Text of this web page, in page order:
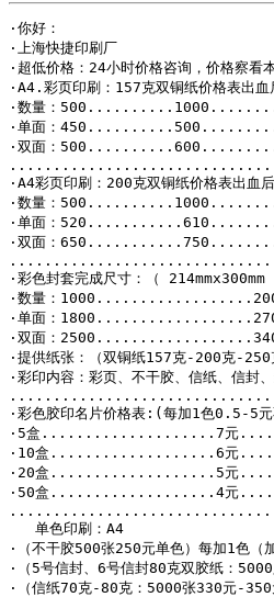
·你好：
·上海快捷印刷厂
·超低价格：24小时价格咨询，价格察看本
·A4.彩页印刷：157克双铜纸价格表出
·数量：
·单面：
·双面：
·A4彩页印刷：200克双铜纸价格表出血
·数量：
·单面：
·双面：
·彩色封套完成尺寸：（ 214mmx300mm
·数量：
·单面：
·双面：
·提供纸张：（双铜纸157克-200克-
·彩印内容：彩页、不干胶、信纸、信封
·彩色胶印名片价格表:(每加1色0.5-5
·5盒....................7元
·10盒...................6元
·20盒...................5元
·50盒...................4元
   单色印刷：A4
·（不干胶500张250元单色）每加1色（
·（5号信封、6号信封80克双胶纸：
·（信纸70克-80克：5000张330元-